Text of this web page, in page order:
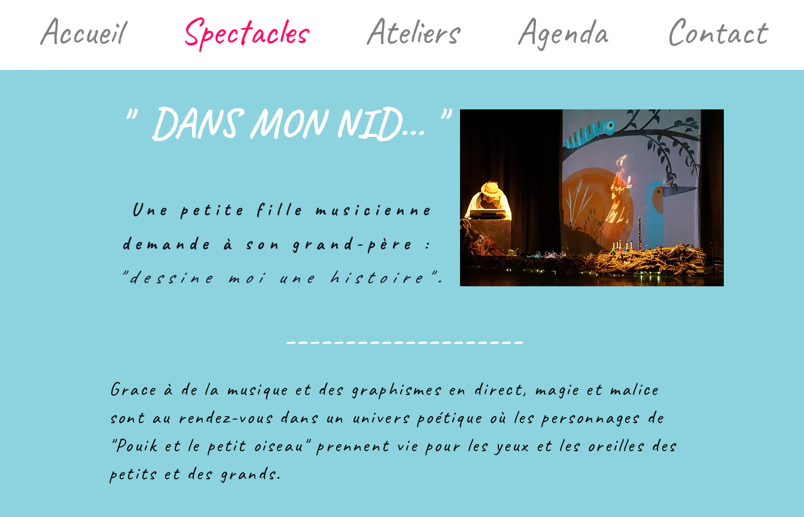
Contact
Agenda
Ateliers
Spectacles
Accueil
" DANS MON NID... "​
Une petite fille musicienne
demande à son grand-père :
"dessine moi une histoire".
--------------------
Grace à de la musique et des graphismes en direct, magie et malice
sont au rendez-vous dans un univers poétique où les personnages de
"Pouik et le petit oiseau" prennent vie pour les yeux et les oreilles des
petits et des grands.